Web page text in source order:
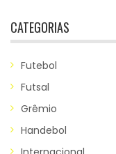
CATEGORIAS
Futebol
Futsal
Grêmio
Handebol